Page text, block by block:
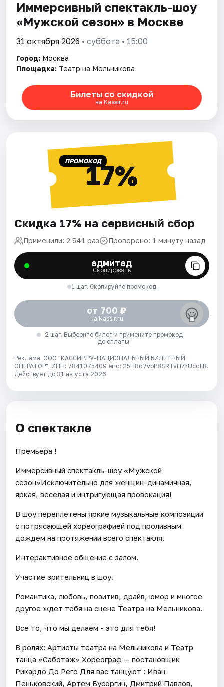
Иммерсивный спектакль-шоу
«Мужской сезон» в Москве
31 октября 2026 • суббота • 15:00
Город: Москва
Площадка: Театр на Мельникова
Билеты со скидкой
на Kassir.ru
ПРОМОКОД17%
Скидка 17% на сервисный сбор
Применили: 2 541 раз Проверено: 1 минуту назад
адмитад
Скопировать
1 шаг. Скопируйте промокод
от 700 ₽
на Kassir.ru
2 шаг. Выберите билет и примените промокод
до оплаты
Реклама. ООО "КАССИР.РУ-НАЦИОНАЛЬНЫЙ БИЛЕТНЫЙ
ОПЕРАТОР", ИНН: 7841075409 erid: 25H8d7vbP8SRTvHZrUcdLB.
Действует до 31 августа 2026
О спектакле
Премьера !
Иммерсивный спектакль-шоу «Мужской
сезон»Исключительно для женщин-динамичная,
яркая, веселая и интригующая провокация!
В шоу переплетены яркие музыкальные композиции
с потрясающей хореографией под проливным
дождем на протяжении всего спектакля.
Интерактивное общение с залом.
Участие зрительниц в шоу.
Романтика, любовь, позитив, драйв, юмор и многое
другое ждет тебя на сцене Театра на Мельникова.
Все то, что мы делаем - это для тебя!
В ролях: Артисты театра на Мельникова и Театр
танца «Саботаж» Хореограф — постановщик
Рикардо До Рего Для вас танцуют : Иван
Пеньковский, Артем Бусоргин, Дмитрий Павлов,